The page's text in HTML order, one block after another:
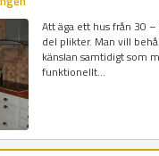
Att äga ett hus från 30
del plikter. Man vill
känslan samtidigt som
funktionellt...